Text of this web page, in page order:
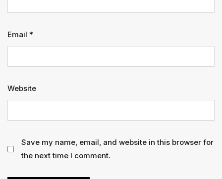
Email *
Website
Save my name, email, and website in this browser for
the next time I comment.